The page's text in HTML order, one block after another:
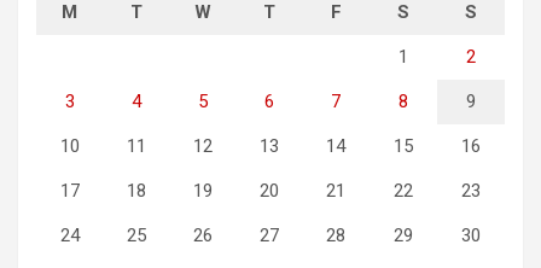
M T W T F S S
1 2
3 4 5 6 7 8 9
10 11 12 13 14 15 16
17 18 19 20 21 22 23
24 25 26 27 28 29 30